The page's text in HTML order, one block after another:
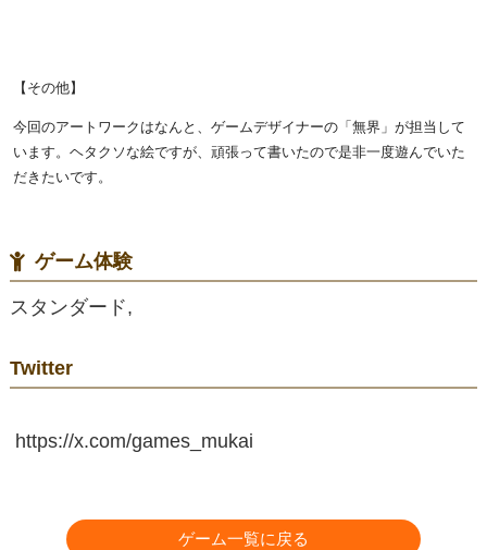
【その他】
今回のアートワークはなんと、ゲームデザイナーの「無界」が担当して
います。ヘタクソな絵ですが、頑張って書いたので是非一度遊んでいた
だきたいです。
ゲーム体験
スタンダード,
Twitter
https://x.com/games_mukai
ゲーム一覧に戻る